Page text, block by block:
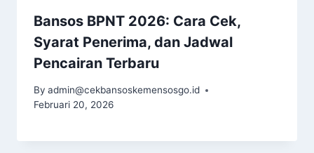
Bansos BPNT 2026: Cara Cek,
Syarat Penerima, dan Jadwal
Pencairan Terbaru
By admin@cekbansoskemensosgo.id
Februari 20, 2026